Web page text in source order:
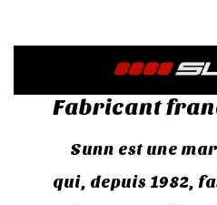
Fabricant
Sunn est une
qui, depuis 1982,